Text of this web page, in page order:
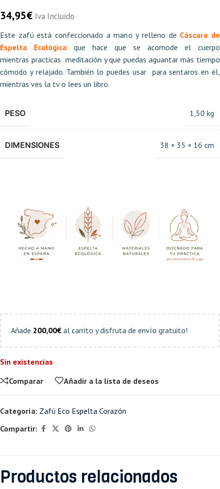
34,95€ Iva Incluido
Este zafú está confeccionado a mano y relleno de Cáscara de
Espelta Ecológica
que hace que se acomode el cuerpo
mientras practicas meditación y que puedas aguantar más tiempo
cómodo y relajado. También lo puedes usar para sentaros en él,
mientras ves la tv o lees un libro.
PESO 1,50 kg
DIMENSIONES 38 × 35 × 16 cm
Añade 200,00€ al carrito y disfruta de envío gratuito!
Sin existencias
Comparar
Añadir a la lista de deseos
Categoría: Zafú Eco Espelta Corazón
Compartir:
Productos relacionados